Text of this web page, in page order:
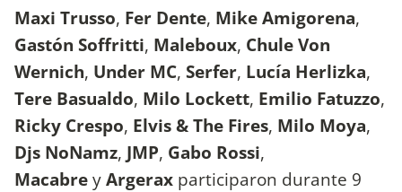
Maxi Trusso, Fer Dente, Mike Amigorena,
Gastón Soffritti, Maleboux, Chule Von
Wernich, Under MC, Serfer, Lucía Herlizka,
Tere Basualdo, Milo Lockett, Emilio Fatuzzo,
Ricky Crespo, Elvis & The Fires, Milo Moya,
Djs NoNamz, JMP, Gabo Rossi,
MacabreyArgerax participaron durante 9